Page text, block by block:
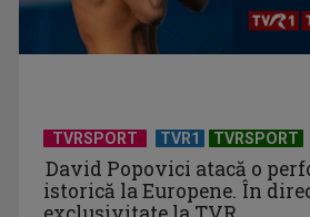
TVRSPORT TVR1 TVRSPORT
David Popovici atacă o
istorică la Europene. În